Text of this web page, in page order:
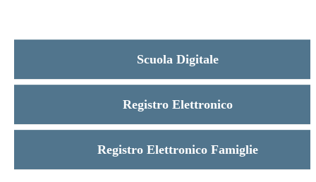
Scuola Digitale
Registro Elettronico
Registro Elettronico Famiglie